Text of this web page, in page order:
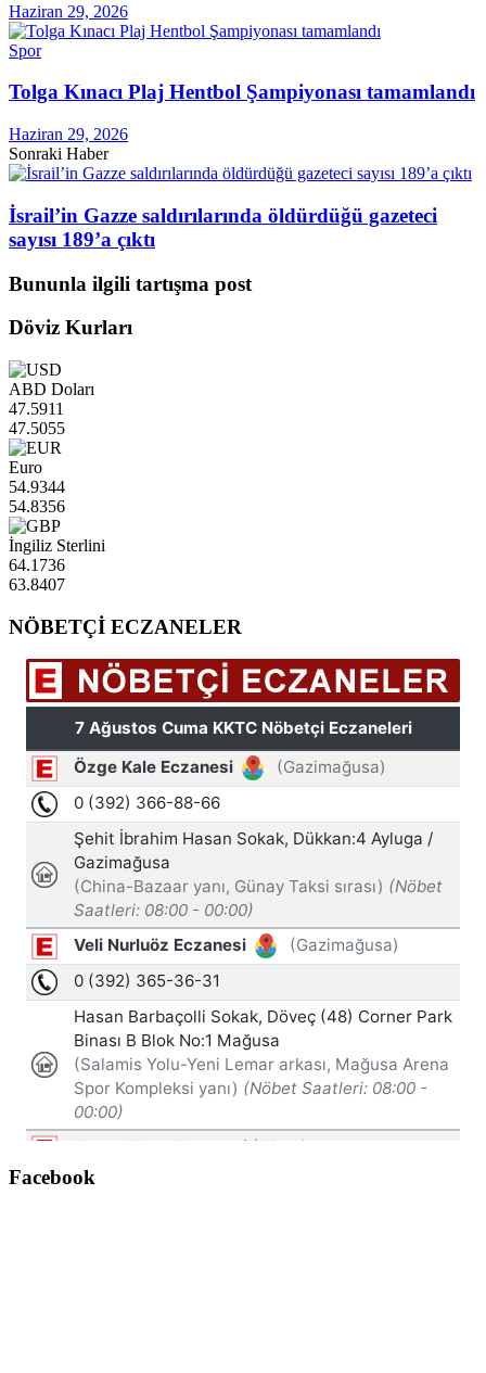
Haziran 29, 2026
Spor
Tolga Kınacı Plaj Hentbol Şampiyonası tamamlandı
Haziran 29, 2026
Sonraki Haber
İsrail’in Gazze saldırılarında öldürdüğü gazeteci
sayısı 189’a çıktı
Bununla ilgili tartışma post
Döviz Kurları
ABD Doları
47.5911
47.5055
Euro
54.9344
54.8356
İngiliz Sterlini
64.1736
63.8407
NÖBETÇİ ECZANELER
Facebook